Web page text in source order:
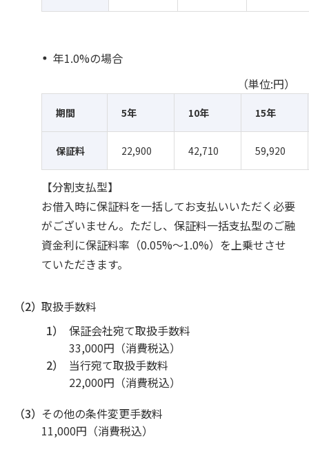
年1.0%の場合
（単位:円）
期間 5年 10年 15年
保証料 22,900 42,710 59,920
【分割支払型】
お借入時に保証料を一括してお支払いいただく必要
がございません。ただし、保証料一括支払型のご融
資金利に保証料率（0.05%～1.0%）を上乗せさせ
ていただきます。
（2）取扱手数料
1）
保証会社宛て取扱手数料
33,000円（消費税込）
2）
当行宛て取扱手数料
22,000円（消費税込）
（3） その他の条件変更手数料
11,000円（消費税込）